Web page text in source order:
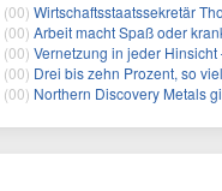
(00) Wirtschaftsstaatssekretär Thomas Dörflinger besucht
(00) Arbeit macht Spaß oder
(00) Vernetzung in jeder Hinsicht – Die
(00) Drei bis zehn Prozent, so viel Strom
(00) Northern Discovery Metals gibt die Börsennotierung